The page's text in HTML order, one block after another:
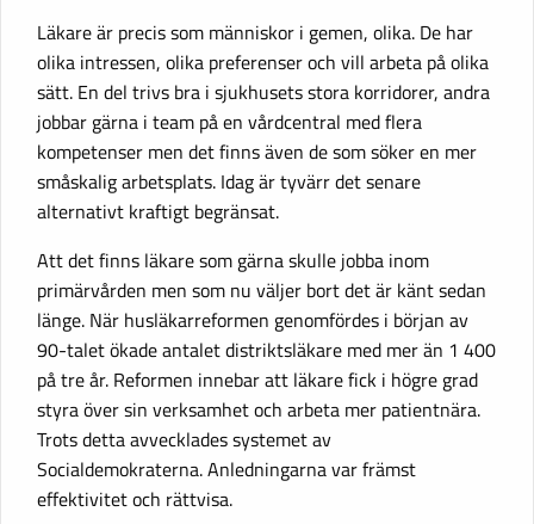
Läkare är precis som människor i gemen, olika. De har
olika intressen, olika preferenser och vill arbeta på olika
sätt. En del trivs bra i sjukhusets stora korridorer, andra
jobbar gärna i team på en vårdcentral med flera
kompetenser men det finns även de som söker en mer
småskalig arbetsplats. Idag är tyvärr det senare
alternativt kraftigt begränsat.
Att det finns läkare som gärna skulle jobba inom
primärvården men som nu väljer bort det är känt sedan
länge. När husläkarreformen genomfördes i början av
90-talet ökade antalet distriktsläkare med mer än 1 400
på tre år. Reformen innebar att läkare fick i högre grad
styra över sin verksamhet och arbeta mer patientnära.
Trots detta avvecklades systemet av
Socialdemokraterna. Anledningarna var främst
effektivitet och rättvisa.